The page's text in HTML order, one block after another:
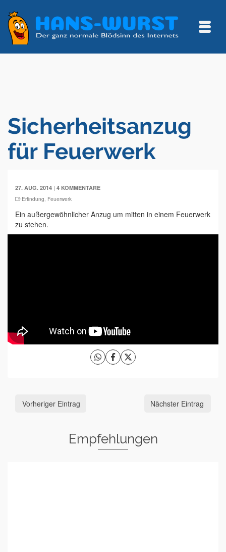
Sicherheitsanzug
für Feuerwerk
27. AUG. 2014 | 4 KOMMENTARE
Erfindung, Feuerwerk
Ein außergewöhnlicher Anzug um mitten in einem Feuerwerk
zu stehen.
Vorheriger Eintrag Nächster Eintrag
Empfehlungen